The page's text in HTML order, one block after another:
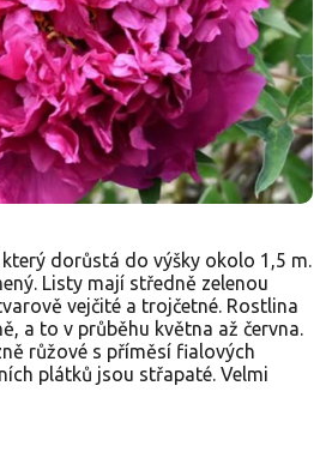
dorůstá do výšky okolo 1,5 m.
Listy mají středně zelenou
vejčité a trojčetné. Rostlina
a to v průběhu května až června.
růžové s příměsí fialových
plátků jsou střapaté. Velmi